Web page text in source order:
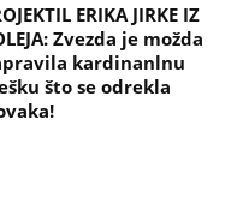
ERIKA JIRKE IZ
Zvezda je možda
kardinanlnu
što se odrekla